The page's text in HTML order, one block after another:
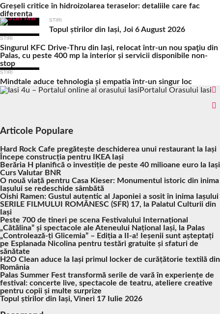
Greșeli critice în hidroizolarea teraselor: detaliile care fac
diferența
STIRI
Topul știrilor din Iași, Joi 6 August 2026
STIRI
Singurul KFC Drive-Thru din Iași, relocat într-un nou spaţiu din
Palas, cu peste 400 mp la interior și servicii disponibile non-
stop
STIRI
Mindtale aduce tehnologia și empatia într-un singur loc
Portalul Orasului Iasi
Articole Populare
Hard Rock Cafe pregătește deschiderea unui restaurant la Iași
Începe construcția pentru IKEA Iași
Berăria H planifică o investiție de peste 40 milioane euro la Iași
Curs Valutar BNR
O nouă viață pentru Casa Kieser: Monumentul istoric din inima
Iașului se redeschide sâmbătă
Oishi Ramen: Gustul autentic al Japoniei a sosit în inima Iașului
SERILE FILMULUI ROMÂNESC (SFR) 17, la Palatul Culturii din
Iași
Peste 700 de tineri pe scena Festivalului Internațional
„Cătălina” și spectacole ale Ateneului Național Iași, la Palas
„Controlează-ți Glicemia” – Ediția a II-a! Ieșenii sunt așteptați
pe Esplanada Nicolina pentru testări gratuite și sfaturi de
sănătate
H2O Clean aduce la Iași primul locker de curățătorie textilă din
România
Palas Summer Fest transformă serile de vară în experiențe de
festival: concerte live, spectacole de teatru, ateliere creative
pentru copii și multe surprize
Topul știrilor din Iași, Vineri 17 Iulie 2026